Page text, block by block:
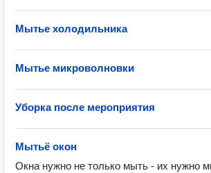
Мытье холодильника
Мытье микроволновки
Уборка после мероприятия
Мытьё окон
Окна нужно не только мыть - их нужно